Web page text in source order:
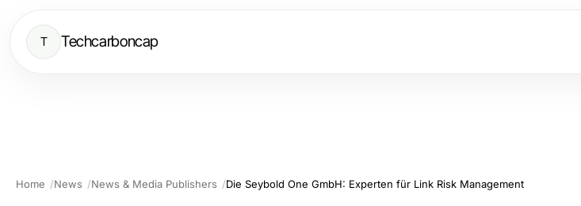
T Techcarboncap
Home News News & Media Publishers Die Seybold One GmbH: Experten für Link Risk Management